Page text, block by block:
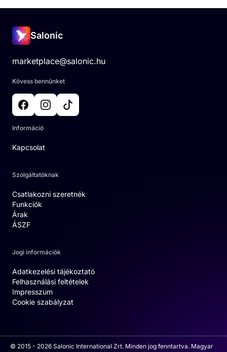
Salonic
marketplace@salonic.hu
Kövess bennünket
Információ
Kapcsolat
Szolgáltatóknak
Csatlakozni szeretnék
Funkciók
Árak
ÁSZF
Jogi információk
Adatkezelési tájékoztató
Felhasználási feltételek
Impresszum
Cookie szabályzat
© 2015 - 2026 Salonic International Zrt. Minden jog fenntartva. Magyar